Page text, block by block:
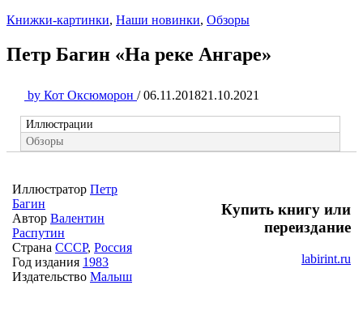
Книжки-картинки, Наши новинки, Обзоры
Петр Багин «На реке Ангаре»
by Кот Оксюморон / 06.11.201821.10.2021
Иллюстрации
Обзоры
Иллюстратор Петр
Багин
Автор Валентин
Распутин
Страна СССР, Россия
Год издания 1983
Издательство Малыш
Купить книгу или
переиздание
labirint.ru